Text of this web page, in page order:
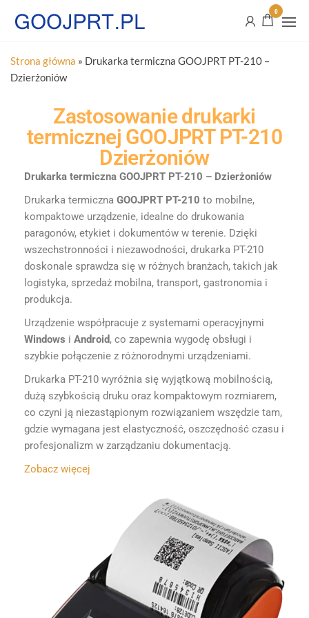
0
Strona główna » Drukarka termiczna GOOJPRT PT-210 –
Dzierżoniów
Zastosowanie drukarki
termicznej GOOJPRT PT-210
Dzierżoniów
Drukarka termiczna GOOJPRT PT-210 – Dzierżoniów
Drukarka termiczna GOOJPRT PT-210 to mobilne,
kompaktowe urządzenie, idealne do drukowania
paragonów, etykiet i dokumentów w terenie. Dzięki
wszechstronności i niezawodności, drukarka PT-210
doskonale sprawdza się w różnych branżach, takich jak
logistyka, sprzedaż mobilna, transport, gastronomia i
produkcja.
Urządzenie współpracuje z systemami operacyjnymi
Windows i Android, co zapewnia wygodę obsługi i
szybkie połączenie z różnorodnymi urządzeniami.
Drukarka PT-210 wyróżnia się wyjątkową mobilnością,
dużą szybkością druku oraz kompaktowym rozmiarem,
co czyni ją niezastąpionym rozwiązaniem wszędzie tam,
gdzie wymagana jest elastyczność, oszczędność czasu i
profesjonalizm w zarządzaniu dokumentacją.
Zobacz więcej